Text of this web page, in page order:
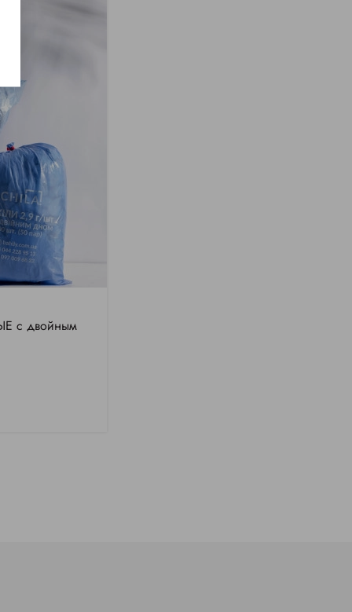
с двойным